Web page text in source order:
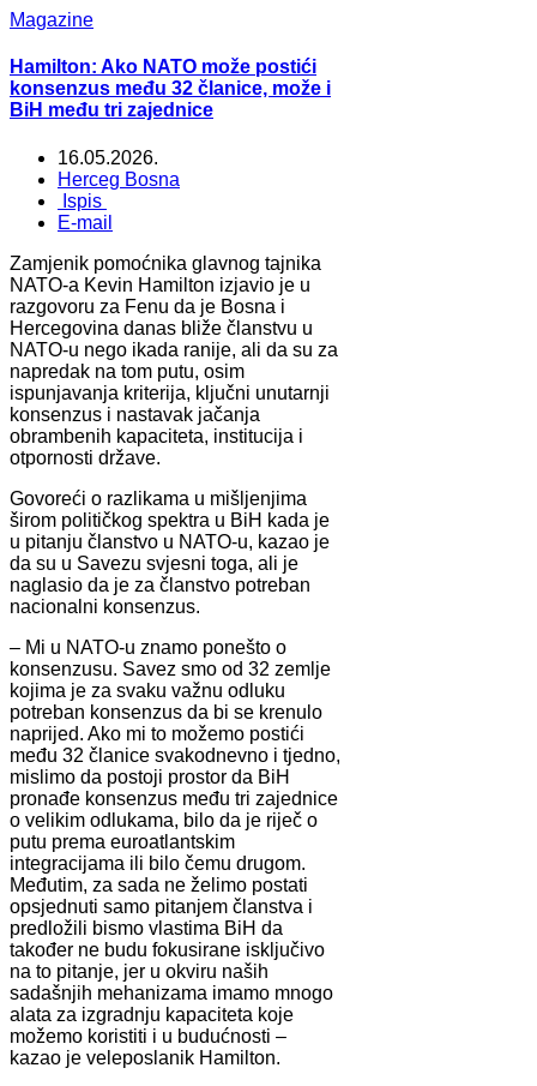
Magazine
Hamilton: Ako NATO može postići
konsenzus među 32 članice, može i
BiH među tri zajednice
16.05.2026.
Herceg Bosna
Ispis
E-mail
Zamjenik pomoćnika glavnog tajnika
NATO-a Kevin Hamilton izjavio je u
razgovoru za Fenu da je Bosna i
Hercegovina danas bliže članstvu u
NATO-u nego ikada ranije, ali da su za
napredak na tom putu, osim
ispunjavanja kriterija, ključni unutarnji
konsenzus i nastavak jačanja
obrambenih kapaciteta, institucija i
otpornosti države.
Govoreći o razlikama u mišljenjima
širom političkog spektra u BiH kada je
u pitanju članstvo u NATO-u, kazao je
da su u Savezu svjesni toga, ali je
naglasio da je za članstvo potreban
nacionalni konsenzus.
– Mi u NATO-u znamo ponešto o
konsenzusu. Savez smo od 32 zemlje
kojima je za svaku važnu odluku
potreban konsenzus da bi se krenulo
naprijed. Ako mi to možemo postići
među 32 članice svakodnevno i tjedno,
mislimo da postoji prostor da BiH
pronađe konsenzus među tri zajednice
o velikim odlukama, bilo da je riječ o
putu prema euroatlantskim
integracijama ili bilo čemu drugom.
Međutim, za sada ne želimo postati
opsjednuti samo pitanjem članstva i
predložili bismo vlastima BiH da
također ne budu fokusirane isključivo
na to pitanje, jer u okviru naših
sadašnjih mehanizama imamo mnogo
alata za izgradnju kapaciteta koje
možemo koristiti i u budućnosti –
kazao je veleposlanik Hamilton.